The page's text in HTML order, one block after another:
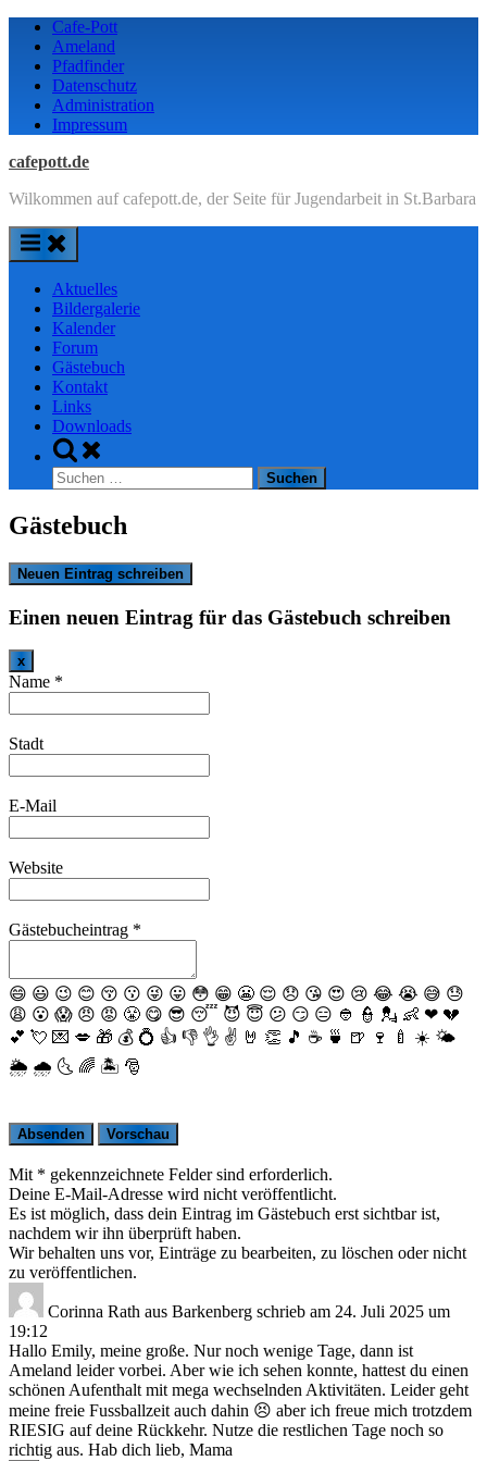
Skip
content
Cafe-Pott
Ameland
Pfadfinder
Datenschutz
Administration
Impressum
cafepott.de
Wilkommen auf cafepott.de, der Seite für Jugendarbeit in St.Barbara
Aktuelles
Bildergalerie
Kalender
Forum
Gästebuch
Kontakt
Links
Downloads
Toggle
search
form
Suchen
nach:
Gästebuch
Einen neuen Eintrag für das Gästebuch schreiben
xDieses
Formular
ausblenden
Name *
Stadt
E-Mail
Website
Gästebucheintrag *
😄 😃 😉 😊 😚 😗 😜 😛 😳 😁 😬 😌 😞 😘 😍 😢 😂 😭 😅 😓
😩 😮 😱 😠 😡 😤 😋 😎 😴 😈 😇 😕 😏 😑 👲 👮 💂 👶 ❤ 💔
💕 💘 💌 💋 🎁 💰 💍 👍 👎 👌 ✌️ 🤘 👏 🎵 ☕️ 🍵 🍺 🍷 🍼 ☀️ 🌤
🌦 🌧 🌜 🌈 🏝 🎅
Mit * gekennzeichnete Felder sind erforderlich.
Deine E-Mail-Adresse wird nicht veröffentlicht.
Es ist möglich, dass dein Eintrag im Gästebuch erst sichtbar ist,
nachdem wir ihn überprüft haben.
Wir behalten uns vor, Einträge zu bearbeiten, zu löschen oder nicht
zu veröffentlichen.
Corinna Rath aus Barkenberg schrieb am 24. Juli 2025 um
19:12
Hallo Emily, meine große. Nur noch wenige Tage, dann ist
Ameland leider vorbei. Aber wie ich sehen konnte, hattest du einen
schönen Aufenthalt mit mega wechselnden Aktivitäten. Leider geht
meine freie Fussballzeit auch dahin 😣 aber ich freue mich trotzdem
RIESIG auf deine Rückkehr. Nutze die restlichen Tage noch so
richtig aus. Hab dich lieb, Mama